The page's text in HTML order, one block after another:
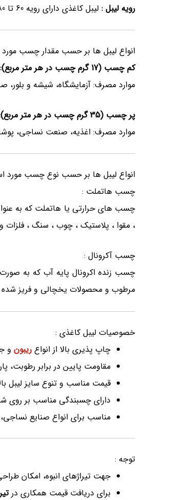
رویه لیبل : لیبل کاغذی دارای رویه 60 تا 80 میکرون کاغذی می‌باشند. بهترین نوع برچسب از نظر چاپ‌پذیری ریبون، لیبل نیمه براق (لیبل آرت) می‌باشد
انواع لیبل ها بر حسب مقدار چسب مورد
کم چسب (17 گرم چسب در هر متر مربع):
موارد مصرف: آزمایشگاه، شیشه و
پر چسب (35 گرم چسب در هر متر مربع):
موارد مصرف: اغذیه، صنعت نساجی،
انواع لیبل ها بر حسب نوع چسب مورد
چسب هاتملت :
چسب های حرارتی یا هاتملت که به
، مقوا ، پلاستیک ، چوب ، سنگ ، فلزات
چسب آکرونال :
چسب زنده اکرونال پایه آب که به
مرطوب و محصولات یخچالی و فریز شده
خصوصیات لیبل کاغذی :
چاپ پذیری بالا از انواع ریبون و
مقاومت پایین در برابر رطوبت،
قیمت مناسب و تنوع سایز لیبل
دارای چسبندگی مناسب بر روی
مناسب برای انواع صنایع نساجی،
توجه :
جهت تیراژهای انبوه، امکان
برای دریافت قیمت همکاری در